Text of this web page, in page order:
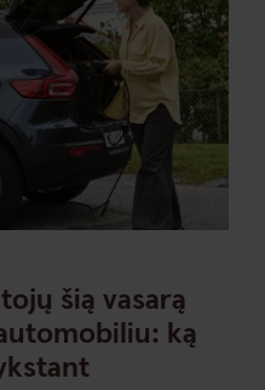
šią vasarą
ką